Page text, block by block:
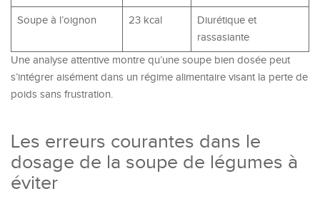
Soupe à l’oignon 23 kcal
Diurétique et
rassasiante
Une analyse attentive montre qu’une soupe bien dosée peut
s’intégrer aisément dans un régime alimentaire visant la perte de
poids sans frustration.
Les erreurs courantes dans le
dosage de la soupe de légumes à
éviter